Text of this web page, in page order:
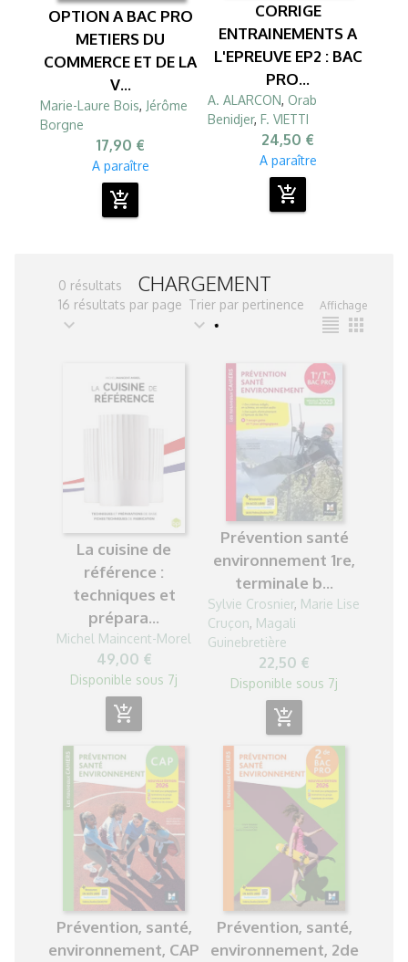
OPTION A BAC PRO
METIERS DU
COMMERCE ET DE LA
V...
Marie-Laure Bois, Jérôme
Borgne
17,90 €
A paraître
add_shopping_cart
CORRIGE
ENTRAINEMENTS A
L'EPREUVE EP2 : BAC
PRO...
A. ALARCON, Orab
Benidjer, F. VIETTI
24,50 €
A paraître
add_shopping_cart
CHARGEMENT
0 résultats
16 résultats par page
expand_more
Trier par pertinence
expand_more
Affichage
format_align_justify apps
La cuisine de
référence :
techniques et
prépara...
Michel Maincent-Morel
49,00 €
Disponible sous 7j
add_shopping_cart
Prévention santé
environnement 1re,
terminale b...
Sylvie Crosnier, Marie Lise
Cruçon, Magali
Guinebretière
22,50 €
Disponible sous 7j
add_shopping_cart
Prévention, santé,
environnement, CAP
Prévention, santé,
environnement, 2de